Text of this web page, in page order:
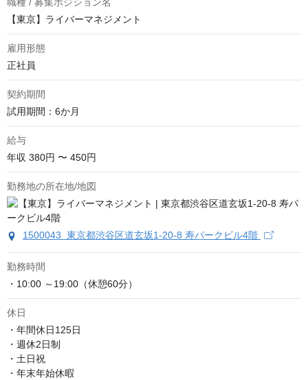
職種 / 募集ポジション名
【東京】ライバーマネジメント
雇用形態
正社員
契約期間
試用期間：6か月
給与
年収 380円 〜 450円
勤務地の所在地/地図
1500043 東京都渋谷区道玄坂1-20-8 寿パークビル4階
勤務時間
・10:00 ～19:00（休憩60分）
休日
・年間休日125日
・週休2日制
・土日祝
・年末年始休暇